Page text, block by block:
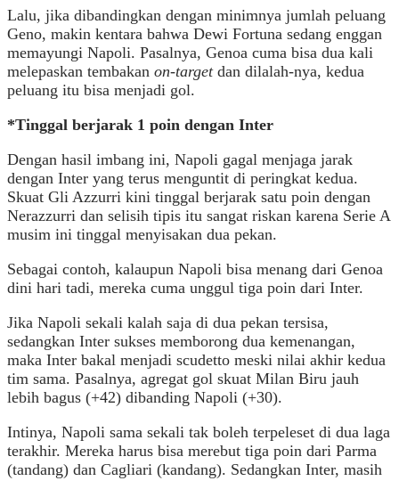
Lalu, jika dibandingkan dengan minimnya jumlah peluang
Geno, makin kentara bahwa Dewi Fortuna sedang enggan
memayungi Napoli. Pasalnya, Genoa cuma bisa dua kali
melepaskan tembakan on-targetdan dilalah-nya, kedua
peluang itu bisa menjadi gol.
*Tinggal berjarak 1 poin dengan Inter
Dengan hasil imbang ini, Napoli gagal menjaga jarak
dengan Inter yang terus menguntit di peringkat kedua.
Skuat Gli Azzurri kini tinggal berjarak satu poin dengan
Nerazzurri dan selisih tipis itu sangat riskan karena Serie A
musim ini tinggal menyisakan dua pekan.
Sebagai contoh, kalaupun Napoli bisa menang dari Genoa
dini hari tadi, mereka cuma unggul tiga poin dari Inter.
Jika Napoli sekali kalah saja di dua pekan tersisa,
sedangkan Inter sukses memborong dua kemenangan,
maka Inter bakal menjadi scudetto meski nilai akhir kedua
tim sama. Pasalnya, agregat gol skuat Milan Biru jauh
lebih bagus (+42) dibanding Napoli (+30).
Intinya, Napoli sama sekali tak boleh terpeleset di dua laga
terakhir. Mereka harus bisa merebut tiga poin dari Parma
(tandang) dan Cagliari (kandang). Sedangkan Inter, masih